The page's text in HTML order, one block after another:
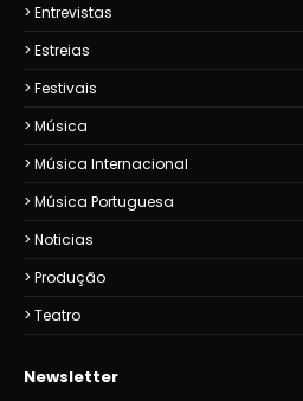
Entrevistas
Estreias
Festivais
Música
Música Internacional
Música Portuguesa
Noticias
Produção
Teatro
Newsletter